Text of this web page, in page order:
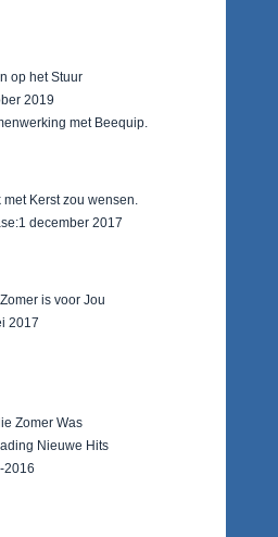
op het Stuur
2019
met Beequip.
met Kerst zou wensen.
december 2017
is voor Jou
2017
Zomer Was
Nieuwe Hits
2016